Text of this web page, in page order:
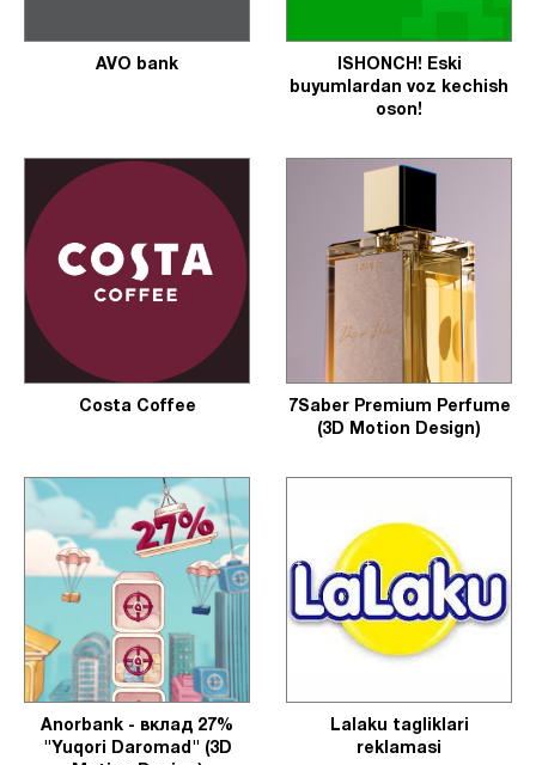
AVO bank
ISHONCH! Eski
buyumlardan voz kechish
oson!
Costa Coffee
7Saber Premium Perfume
(3D Motion Design)
Anorbank - вклад 27%
"Yuqori Daromad" (3D
Lalaku tagliklari
reklamasi